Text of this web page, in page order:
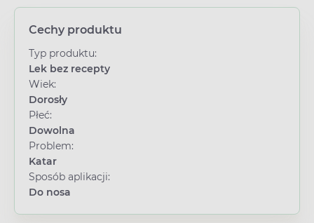
Cechy produktu
Typ produktu:
Lek bez recepty
Wiek:
Dorosły
Płeć:
Dowolna
Problem:
Katar
Sposób aplikacji:
Do nosa